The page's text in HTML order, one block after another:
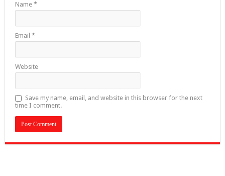
Name *
Email *
Website
Save my name, email, and website in this browser for the next
time I comment.